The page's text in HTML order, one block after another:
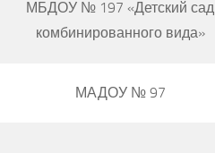
МБДОУ № 197 «Детский сад
комбинированного вида»
МАДОУ № 97